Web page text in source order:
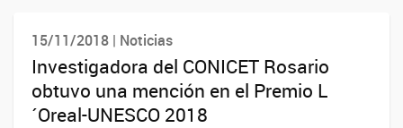
15/11/2018 | Noticias
Investigadora del CONICET Rosario
obtuvo una mención en el Premio L
´Oreal-UNESCO 2018